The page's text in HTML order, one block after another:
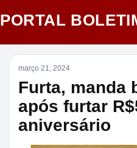
PORTAL
março 21, 2024
Furta, manda
após furtar
aniversário